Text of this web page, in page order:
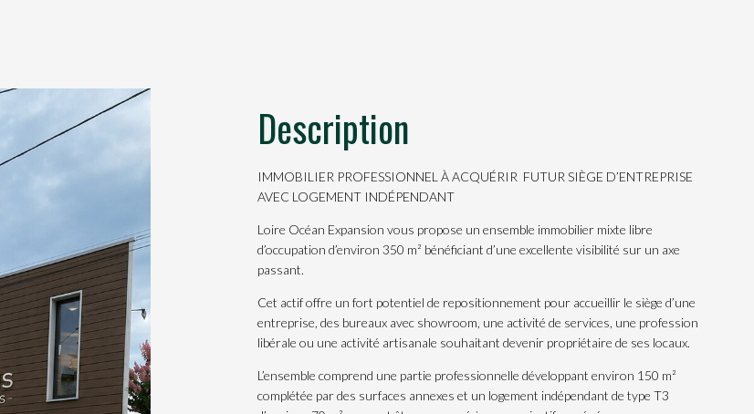
Description
IMMOBILIER PROFESSIONNEL À ACQUÉRIR  FUTUR SIÈGE D’ENTREPRISE
AVEC LOGEMENT INDÉPENDANT
Loire Océan Expansion vous propose un ensemble immobilier mixte libre
d’occupation d’environ 350 m² bénéficiant d’une excellente visibilité sur un axe
passant.
Cet actif offre un fort potentiel de repositionnement pour accueillir le siège d’une
entreprise, des bureaux avec showroom, une activité de services, une profession
libérale ou une activité artisanale souhaitant devenir propriétaire de ses locaux.
L’ensemble comprend une partie professionnelle développant environ 150 m²
complétée par des surfaces annexes et un logement indépendant de type T3